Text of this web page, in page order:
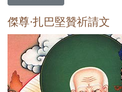
傑尊·扎巴堅贊祈請文